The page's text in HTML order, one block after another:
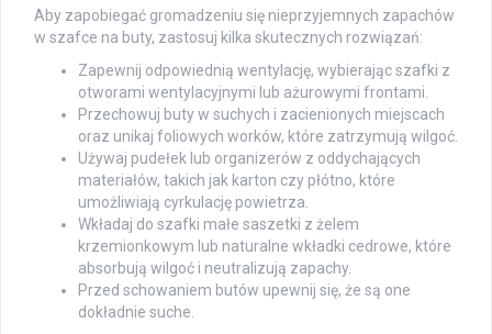
Aby zapobiegać gromadzeniu się nieprzyjemnych zapachów
w szafce na buty, zastosuj kilka skutecznych rozwiązań:
Zapewnij odpowiednią wentylację, wybierając szafki z
otworami wentylacyjnymi lub ażurowymi frontami.
Przechowuj buty w suchych i zacienionych miejscach
oraz unikaj foliowych worków, które zatrzymują wilgoć.
Używaj pudełek lub organizerów z oddychających
materiałów, takich jak karton czy płótno, które
umożliwiają cyrkulację powietrza.
Wkładaj do szafki małe saszetki z żelem
krzemionkowym lub naturalne wkładki cedrowe, które
absorbują wilgoć i neutralizują zapachy.
Przed schowaniem butów upewnij się, że są one
dokładnie suche.